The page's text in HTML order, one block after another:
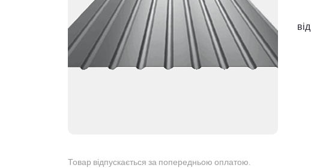
Товар відпускається за попередньою оплатою.
від